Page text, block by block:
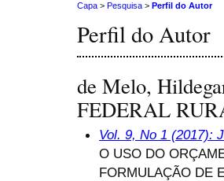
Capa > Pesquisa > Perfil do Autor
Perfil do Autor
de Melo,
FEDERAL
Vol. 9, No 1 (2017):
O USO DO
FORMULAÇÃO DE